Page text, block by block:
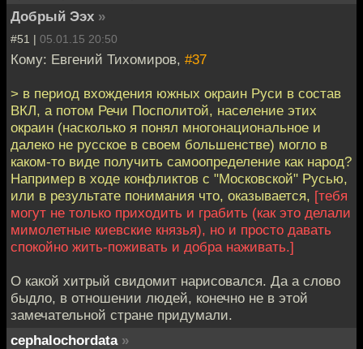
Добрый Ээх »
#51 | 05.01.15 20:50
Кому: Евгений Тихомиров, #37
> в период вхождения южных окраин Руси в состав
ВКЛ, а потом Речи Посполитой, население этих
окраин (насколько я понял многонациональное и
далеко не русское в своем большенстве) могло в
каком-то виде получить самоопределение как народ?
Например в ходе конфликтов с "Московской" Русью,
или в результате понимания что, оказывается, [тебя
могут не только приходить и грабить (как это делали
мимолетные киевские князья), но и просто давать
спокойно жить-поживать и добра наживать.]
О какой хитрый свидомит нарисовался. Да а слово
быдло, в отношении людей, конечно не в этой
замечательной стране придумали.
cephalochordata »